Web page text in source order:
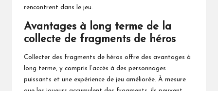
rencontrent dans le jeu.
Avantages à long terme de la
collecte de fragments de héros
Collecter des fragments de héros offre des avantages à
long terme, y compris l’accès à des personnages
puissants et une expérience de jeu améliorée. À mesure